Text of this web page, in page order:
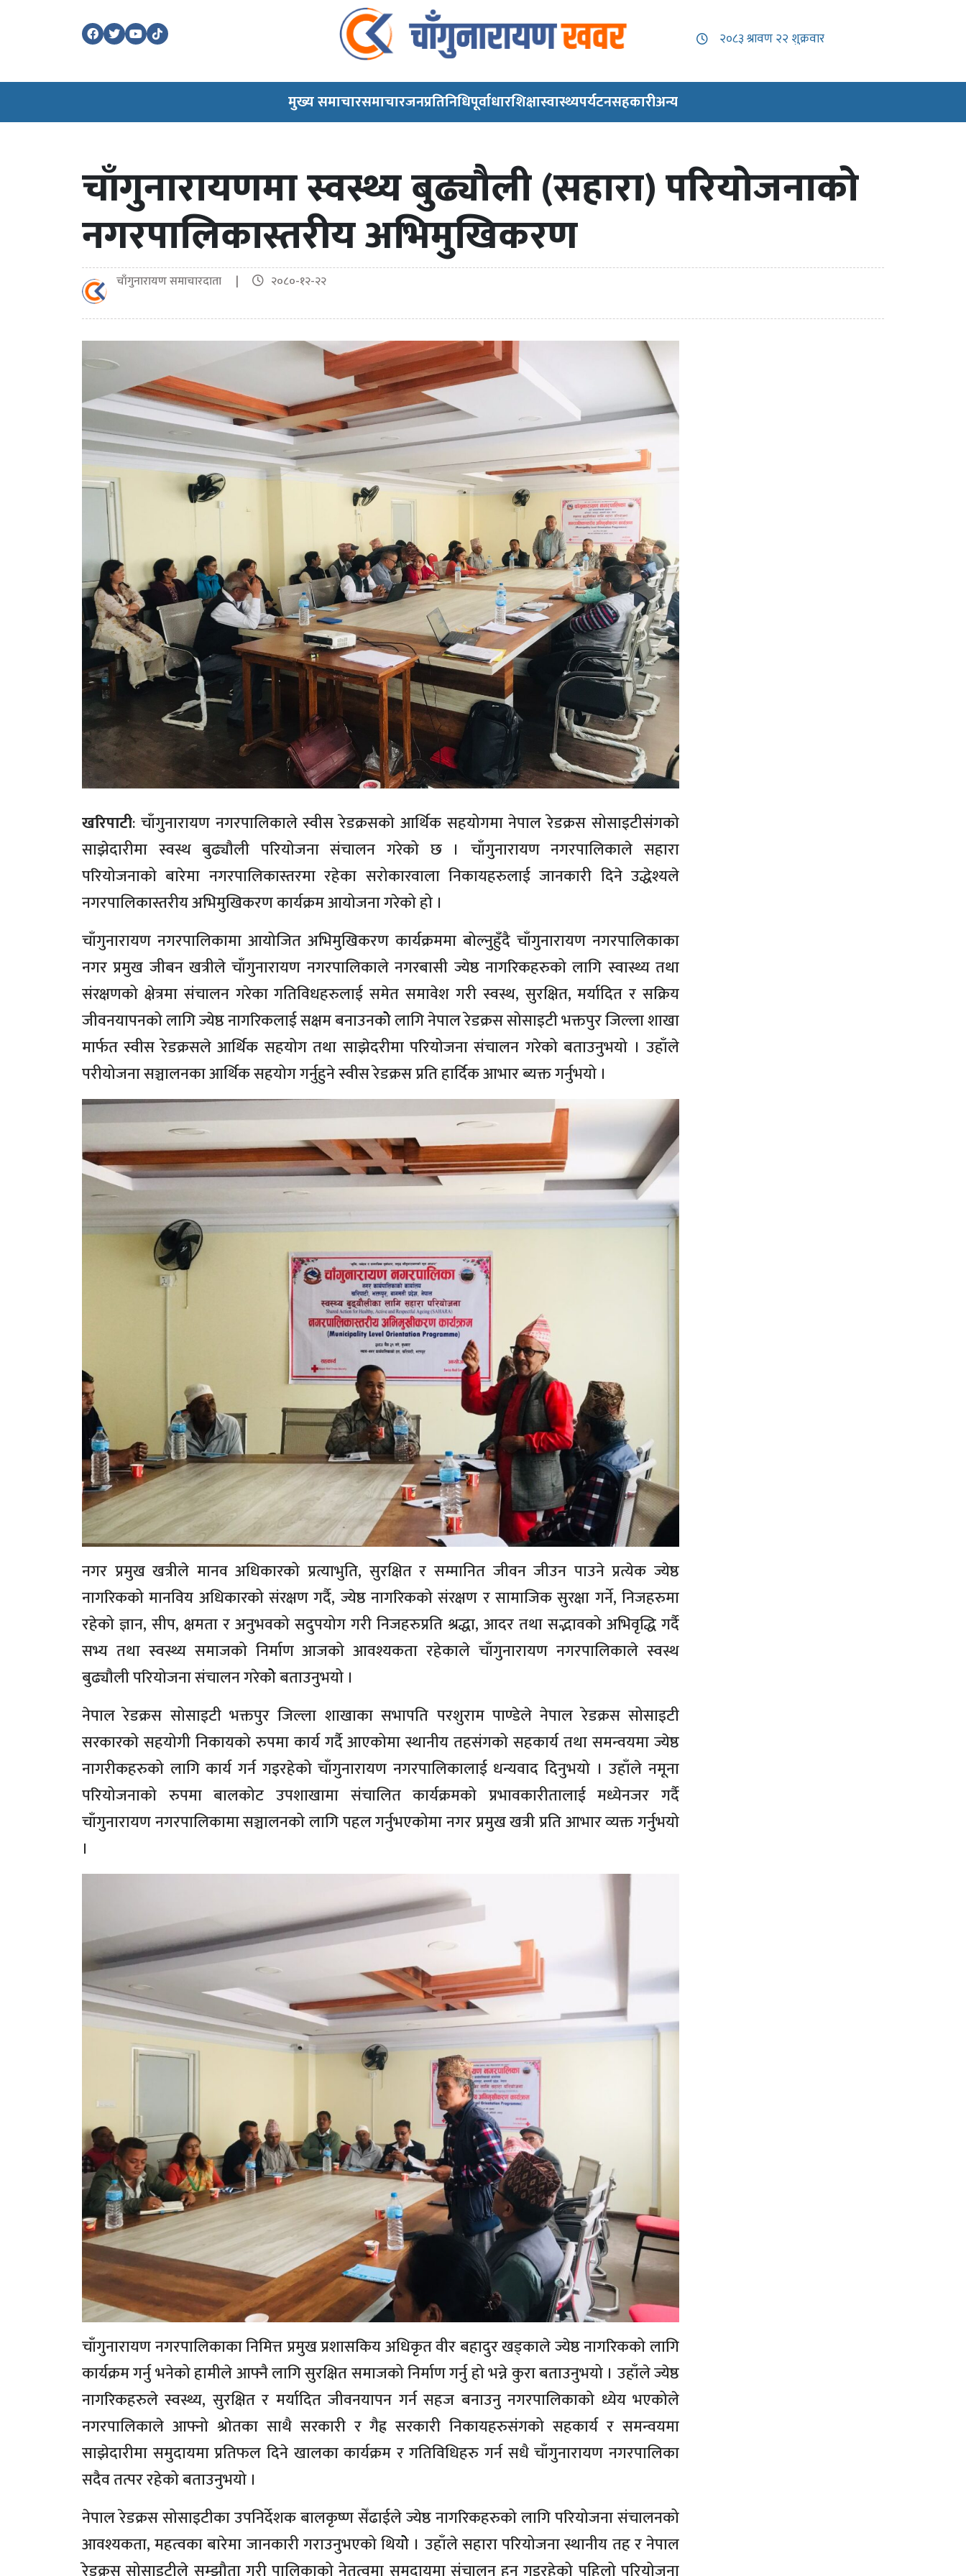
मुख्य समाचारसमाचारजनप्रतिनिधिपूर्वाधारशिक्षास्वास्थ्यपर्यटनसहकारीअन्य
चाँगुनारायणमा स्वस्थ्य बुढ्यौली (सहारा) परियोजनाको
नगरपालिकास्तरीय अभिमुखिकरण
चाँगुनारायण समाचारदाता | २०८०-१२-२२
खरिपाटी: चाँगुनारायण नगरपालिकाले स्वीस रेडक्रसको आर्थिक सहयोगमा नेपाल रेडक्रस सोसाइटीसंंगको
साझेदारीमा स्वस्थ बुढ्यौली परियोजना संचालन गरेको छ । चाँगुनारायण नगरपालिकाले सहारा
परियोजनाको बारेमा नगरपालिकास्तरमा रहेका सरोकारवाला निकायहरुलाई जानकारी दिने उद्धेश्यले
नगरपालिकास्तरीय अभिमुखिकरण कार्यक्रम आयोजना गरेको हो ।
चाँगुनारायण नगरपालिकामा आयोजित अभिमुखिकरण कार्यक्रममा बोल्नुहुँदै चाँगुनारायण नगरपालिकाका
नगर प्रमुख जीबन खत्रीले चाँगुनारायण नगरपालिकाले नगरबासी ज्येष्ठ नागरिकहरुको लागि स्वास्थ्य तथा
संरक्षणको क्षेत्रमा संचालन गरेका गतिविधहरुलाई समेत समावेश गरी स्वस्थ, सुरक्षित, मर्यादित र सक्रिय
जीवनयापनको लागि ज्येष्ठ नागरिकलाई सक्षम बनाउनकोे लागि नेपाल रेडक्रस सोसाइटी भक्तपुर जिल्ला शाखा
मार्फत स्वीस रेडक्रसले आर्थिक सहयोग तथा साझेदरीमा परियोजना संचालन गरेको बताउनुभयो । उहाँले
परीयोजना सञ्चालनका आर्थिक सहयोग गर्नुहुने स्वीस रेडक्रस प्रति हार्दिक आभार ब्यक्त गर्नुभयो ।
नगर प्रमुख खत्रीले मानव अधिकारको प्रत्याभुति, सुरक्षित र सम्मानित जीवन जीउन पाउने प्रत्येक ज्येष्ठ
नागरिकको मानविय अधिकारको संरक्षण गर्दै, ज्येष्ठ नागरिकको संरक्षण र सामाजिक सुरक्षा गर्ने, निजहरुमा
रहेको ज्ञान, सीप, क्षमता र अनुभवको सदुपयोग गरी निजहरुप्रति श्रद्धा, आदर तथा सद्भावको अभिवृद्धि गर्दै
सभ्य तथा स्वस्थ्य समाजको निर्माण आजको आवश्यकता रहेकाले चाँगुनारायण नगरपालिकाले स्वस्थ
बुढ्यौली परियोजना संचालन गरेकोे बताउनुभयो ।
नेपाल रेडक्रस सोसाइटी भक्तपुर जिल्ला शाखाका सभापति परशुराम पाण्डेले नेपाल रेडक्रस सोसाइटी
सरकारको सहयोगी निकायको रुपमा कार्य गर्दै आएकोमा स्थानीय तहसंगको सहकार्य तथा समन्वयमा ज्येष्ठ
नागरीकहरुको लागि कार्य गर्न गइरहेको चाँगुनारायण नगरपालिकालाई धन्यवाद दिनुभयो । उहाँले नमूना
परियोजनाको रुपमा बालकोट उपशाखामा संचालित कार्यक्रमको प्रभावकारीतालाई मध्येनजर गर्दै
चाँगुनारायण नगरपालिकामा सञ्चालनको लागि पहल गर्नुभएकोमा नगर प्रमुख खत्री प्रति आभार व्यक्त गर्नुभयो
।
चाँगुनारायण नगरपालिकाका निमित्त प्रमुख प्रशासकिय अधिकृत वीर बहादुर खड्काले ज्येष्ठ नागरिकको लागि
कार्यक्रम गर्नु भनेको हामीले आफ्नै लागि सुरक्षित समाजको निर्माण गर्नु हो भन्ने कुरा बताउनुभयो । उहाँले ज्येष्ठ
नागरिकहरुले स्वस्थ्य, सुरक्षित र मर्यादित जीवनयापन गर्न सहज बनाउनु नगरपालिकाको ध्येय भएकोले
नगरपालिकाले आफ्नो श्रोतका साथै सरकारी र गैह्र सरकारी निकायहरुसंगको सहकार्य र समन्वयमा
साझेदारीमा समुदायमा प्रतिफल दिने खालका कार्यक्रम र गतिविधिहरु गर्न सधै चाँगुनारायण नगरपालिका
सदैव तत्पर रहेको बताउनुभयो ।
नेपाल रेडक्रस सोसाइटीका उपनिर्देशक बालकृष्ण सेँढाईले ज्येष्ठ नागरिकहरुको लागि परियोजना संचालनको
आवश्यकता, महत्वका बारेमा जानकारी गराउनुभएको थियोे । उहाँले सहारा परियोजना स्थानीय तह र नेपाल